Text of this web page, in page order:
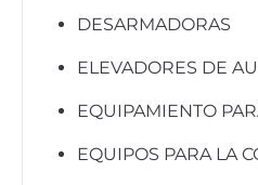
DESARMADORAS
ELEVADORES DE
EQUIPAMIENTO
EQUIPOS PARA LA